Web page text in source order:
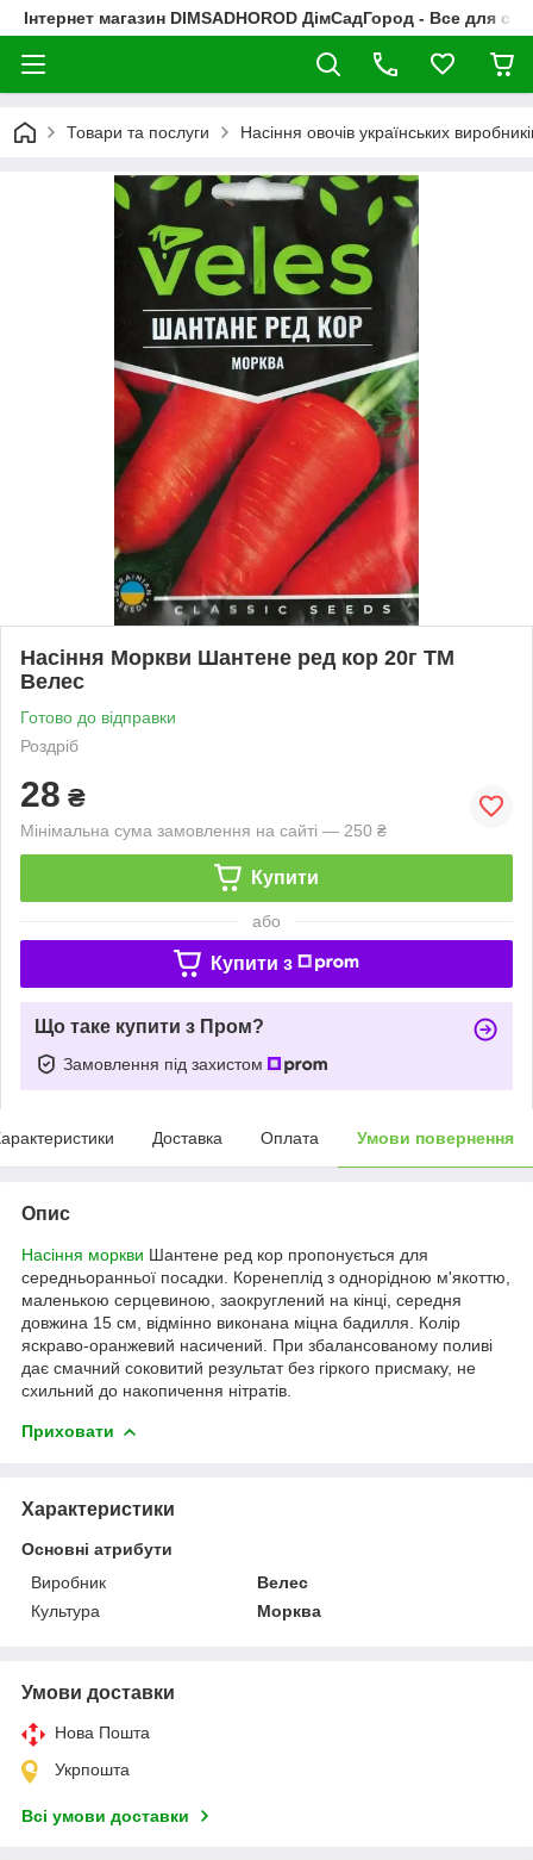
Інтернет магазин DIMSADHOROD ДімСадГород - Все для
Товари та послуги Насіння овочів українських
Насіння Моркви Шантене ред кор 20г ТМ
Велес
Готово до відправки
Роздріб
28 ₴
Мінімальна сума замовлення на сайті — 250 ₴
Купити
або
Купити з
Що таке купити з Пром?
Замовлення під захистом
Доставка Оплата Умови повернення
Опис
Насіння моркви Шантене ред кор пропонується для
середньоранньої посадки. Коренеплід з однорідною м'якоттю,
маленькою серцевиною, заокруглений на кінці, середня
довжина 15 см, відмінно виконана міцна бадилля. Колір
яскраво-оранжевий насичений. При збалансованому поливі
дає смачний соковитий результат без гіркого присмаку, не
схильний до накопичення нітратів.
Приховати
Характеристики
Основні атрибути
Виробник
Велес
Культура
Морква
Умови доставки
Нова Пошта
Укрпошта
Всі умови доставки